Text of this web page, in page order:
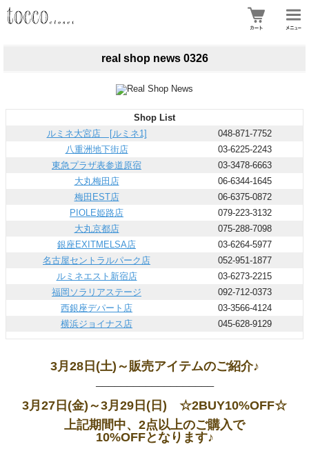
real shop news 0326
Shop List
ルミネ大宮店 [ルミネ1]
048-871-7752
八重洲地下街店
03-6225-2243
東急プラザ表参道原宿
03-3478-6663
大丸梅田店
06-6344-1645
梅田EST店
06-6375-0872
PIOLE姫路店
079-223-3132
大丸京都店
075-288-7098
銀座EXITMELSA店
03-6264-5977
名古屋セントラルパーク店
052-951-1877
ルミネエスト新宿店
03-6273-2215
福岡ソラリアステージ
092-712-0373
西銀座デパート店
03-3566-4124
横浜ジョイナス店
045-628-9129
3月28日(土)～販売アイテムのご紹介♪
───────────────────
3月27日(金)～3月29日(日) ☆2BUY10%OFF☆
上記期間中、2点以上のご購入で
10%OFFとなります♪